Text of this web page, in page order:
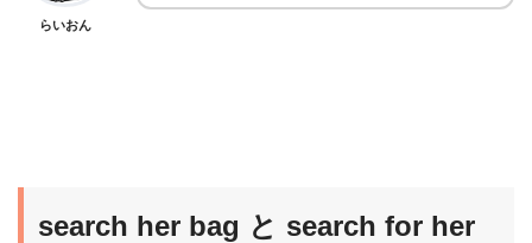
らいおん
search her bag と search for her